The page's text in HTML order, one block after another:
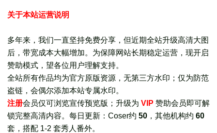
关于本站运营说明
多年来，我们一直坚持免费分享，但近期全站升级高清大图
后，带宽成本大幅增加。为保障网站长期稳定运营，现开启
赞助模式，望各位用户理解支持。
全站所有作品均为官方原版资源，无第三方水印；仅为防范
盗链，会偶尔添加本站专属水印。
注册会员仅可浏览宣传预览版 ； 升级为 VIP 赞助会员即可解
锁完整高清内容。每日更新： Coser约 50 ，其他机构约 60
套， 搭配 1-2 套秀人番外。